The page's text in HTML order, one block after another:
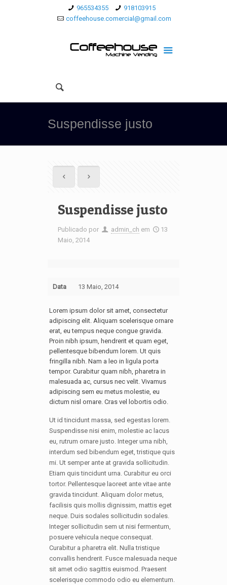
965534355
918103915
coffeehouse.comercial@gmail.com
Suspendisse justo
Suspendisse justo
Publicado por admin_ch em
13
Maio, 2014
Data 13 Maio, 2014
Lorem ipsum dolor sit amet, consectetur
adipiscing elit. Aliquam scelerisque ornare
erat, eu tempus neque congue gravida.
Proin nibh ipsum, hendrerit et quam eget,
pellentesque bibendum lorem. Ut quis
fringilla nibh. Nam a leo in ligula porta
tempor. Curabitur quam nibh, pharetra in
malesuada ac, cursus nec velit. Vivamus
adipiscing sem eu metus molestie, eu
dictum nisl ornare. Cras vel lobortis odio.
Ut id tincidunt massa, sed egestas lorem.
Suspendisse nisi enim, molestie ac lacus
eu, rutrum ornare justo. Integer urna nibh,
interdum sed bibendum eget, tristique quis
mi. Ut semper ante at gravida sollicitudin.
Etiam quis tincidunt urna. Curabitur eu orci
tortor. Pellentesque laoreet ante vitae ante
gravida tincidunt. Aliquam dolor metus,
facilisis quis mollis dignissim, mattis eget
neque. Duis sodales sollicitudin sodales.
Integer sollicitudin sem ut nisi fermentum,
posuere vehicula neque consequat.
Curabitur a pharetra elit. Nulla tristique
convallis hendrerit. Fusce malesuada neque
sit amet odio sagittis euismod. Praesent
scelerisque commodo odio eu elementum.